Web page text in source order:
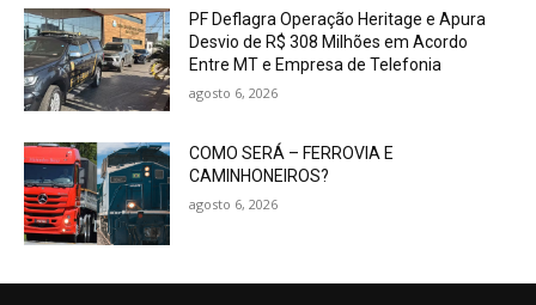
PF Deflagra Operação Heritage e Apura
Desvio de R$ 308 Milhões em Acordo
Entre MT e Empresa de Telefonia
agosto 6, 2026
COMO SERÁ – FERROVIA E
CAMINHONEIROS?
agosto 6, 2026